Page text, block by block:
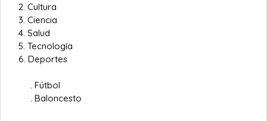
2. Cultura​
3. Ciencia​
4. Salud​
5. Tecnología​
6. Deportes​
. Fútbol​
. Baloncesto​